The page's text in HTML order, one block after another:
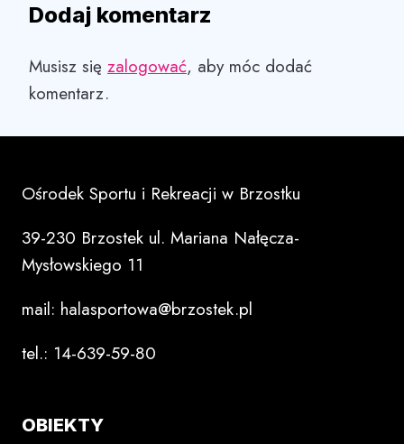
Dodaj komentarz
Musisz się zalogować, aby móc dodać
komentarz.
Ośrodek Sportu i Rekreacji w Brzostku
39-230 Brzostek ul. Mariana Nałęcza-
Mysłowskiego 11
mail: halasportowa@brzostek.pl
tel.: 14-639-59-80
OBIEKTY